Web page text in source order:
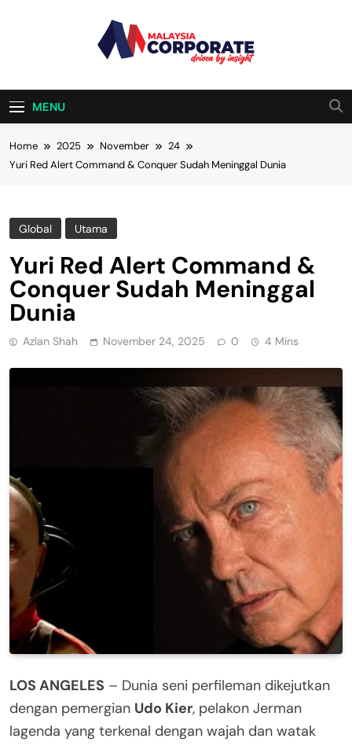
Malaysia
Corporate
MENU
Home 2025 November
24
Yuri Red Alert Command & Conquer Sudah Meninggal Dunia
Global Utama
Yuri Red Alert Command &
Conquer Sudah Meninggal
Dunia
Azlan Shah November 24, 2025 0 4 Mins
LOS ANGELES – Dunia seni perfileman dikejutkan
dengan pemergian Udo Kier, pelakon Jerman
lagenda yang terkenal dengan wajah dan watak